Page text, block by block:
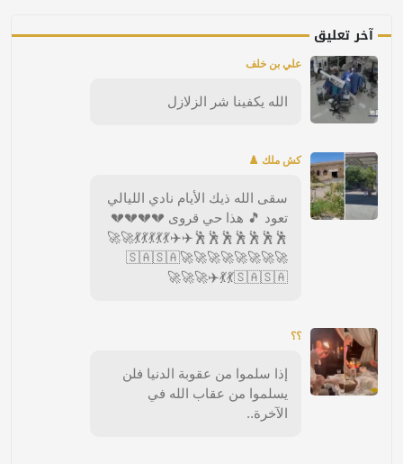
آخر تعليق
علي بن خلف
الله يكفينا شر الزلازل
كش ملك ♟️
سقى الله ذيك الأيام نادي الليالي
تعود 🎵 هذا حي قروى 💔💔💔💔
🕺🕺🕺🕺🕺🕺🕺✈️✈️💃💃💃💃💃🚀🚀
🚀🚀🚀🚀🚀🚀🚀🚀🇸🇦🇸🇦
🇸🇦🇸🇦💃💃✈️🚀🚀🚀
؟؟
إذا سلموا من عقوبة الدنيا فلن
يسلموا من عقاب الله في
الآخرة..